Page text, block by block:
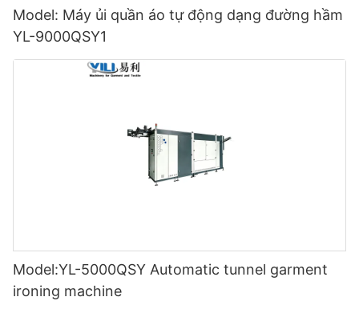
Model: Máy ủi quần áo tự động dạng đường hầm
YL-9000QSY1
Model:YL-5000QSY Automatic tunnel garment
ironing machine